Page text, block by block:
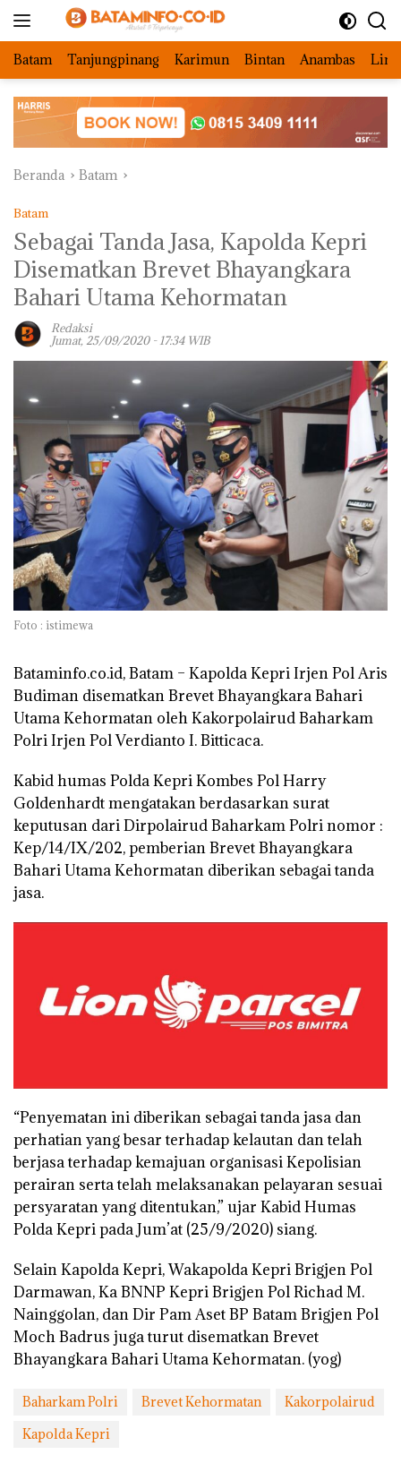
Batam Tanjungpinang Karimun Bintan Anambas
Beranda Batam
Batam
Sebagai Tanda Jasa, Kapolda Kepri
Disematkan Brevet Bhayangkara
Bahari Utama Kehormatan
Redaksi
Jumat, 25/09/2020 - 17:34 WIB
Foto : istimewa
Bataminfo.co.id, Batam – Kapolda Kepri Irjen Pol Aris
Budiman disematkan Brevet Bhayangkara Bahari
Utama Kehormatan oleh Kakorpolairud Baharkam
Polri Irjen Pol Verdianto I. Bitticaca.
Kabid humas Polda Kepri Kombes Pol Harry
Goldenhardt mengatakan berdasarkan surat
keputusan dari Dirpolairud Baharkam Polri nomor :
Kep/14/IX/202, pemberian Brevet Bhayangkara
Bahari Utama Kehormatan diberikan sebagai tanda
jasa.
“Penyematan ini diberikan sebagai tanda jasa dan
perhatian yang besar terhadap kelautan dan telah
berjasa terhadap kemajuan organisasi Kepolisian
perairan serta telah melaksanakan pelayaran sesuai
persyaratan yang ditentukan,” ujar Kabid Humas
Polda Kepri pada Jum’at (25/9/2020) siang.
Selain Kapolda Kepri, Wakapolda Kepri Brigjen Pol
Darmawan, Ka BNNP Kepri Brigjen Pol Richad M.
Nainggolan, dan Dir Pam Aset BP Batam Brigjen Pol
Moch Badrus juga turut disematkan Brevet
Bhayangkara Bahari Utama Kehormatan. (yog)
Baharkam Polri Brevet Kehormatan
Kakorpolairud
Kapolda Kepri